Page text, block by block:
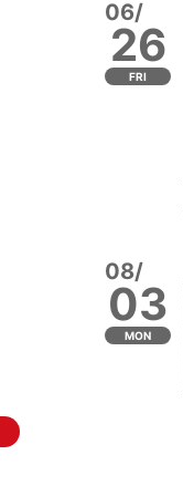
06/
26
FRI
08/
03
MON